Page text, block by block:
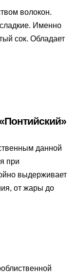
волокон.
Именно
сок. Обладает
данной
при
выдерживает
от жары до